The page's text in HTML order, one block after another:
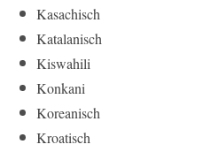
Kasachisch
Katalanisch
Kiswahili
Konkani
Koreanisch
Kroatisch